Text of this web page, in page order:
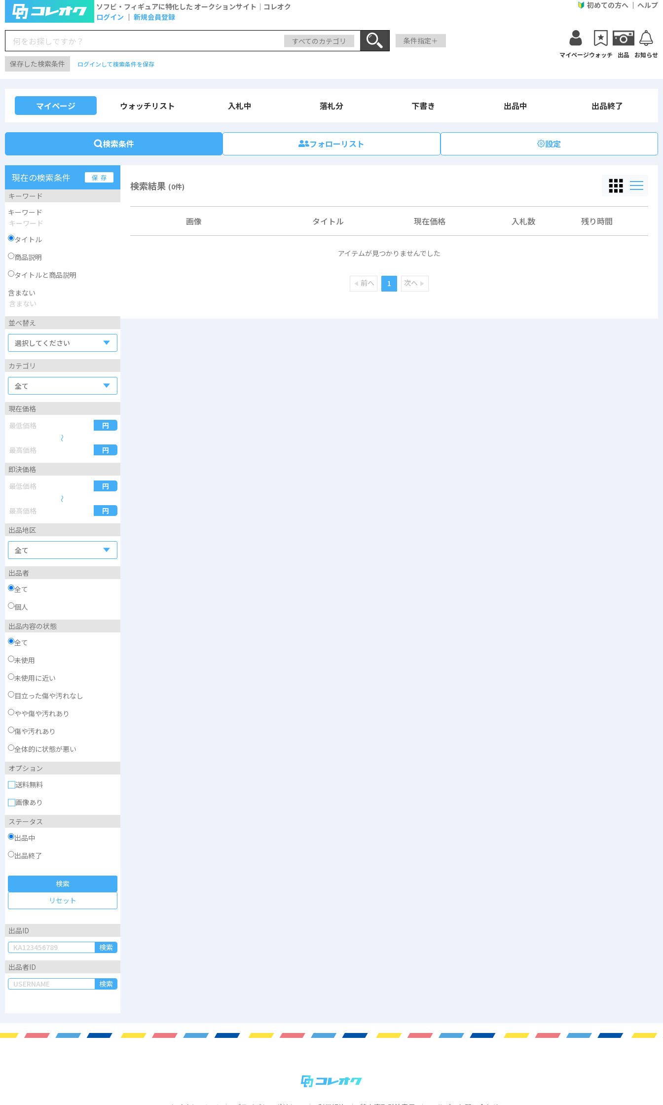
ソフビ・フィギュアに特化した オークションサイト｜コレオク
ログイン
新規会員登録
初めての方へ ヘルプ
すべてのカテゴリ 条件指定＋
保存した検索条件 ログインして検索条件を保存
マイページウォッチ 出品 お知らせ
マイページ ウォッチリスト 入札中 落札分 下書き 出品中 出品終了
検索条件 フォローリスト 設定
現在の検索条件 保 存
キーワード
キーワード
タイトル
商品説明
タイトルと商品説明
含まない
並べ替え
カテゴリ
現在価格
〜
即決価格
〜
出品地区
出品者
全て
個人
出品内容の状態
全て
未使用
未使用に近い
目立った傷や汚れなし
やや傷や汚れあり
傷や汚れあり
全体的に状態が悪い
オプション
送料無料
画像あり
ステータス
出品中
出品終了
リセット
検索
出品ID
検索
出品者ID
検索
検索結果 (0件)
画像 タイトル 現在価格 入札数 残り時間
アイテムが見つかりませんでした
前へ 1 次へ